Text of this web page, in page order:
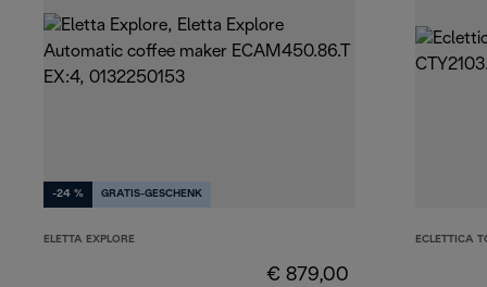
-24 % GRATIS-GESCHENK
ELETTA EXPLORE
€ 879,00
ECLETTICA